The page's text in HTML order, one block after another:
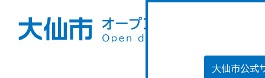
大仙市公式